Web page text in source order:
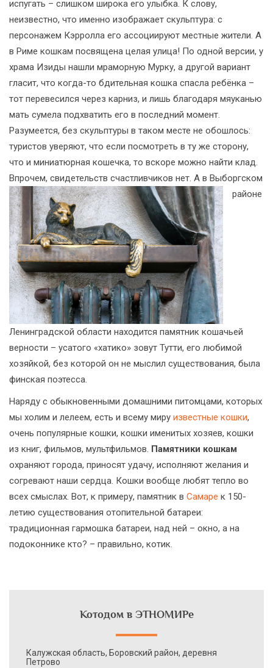
испугать – слишком широка его улыбка. К слову,
неизвестно, что именно изображает скульптура: с
персонажем Кэрролла его ассоциируют местные жители. А
в Риме кошкам посвящена целая улица! По одной версии, у
храма Изиды нашли мраморную Мурку, а другой вариант
гласит, что когда-то бдительная кошка спасла ребёнка –
тот перевесился через карниз, и лишь благодаря мяуканью
мать сумела подхватить его в последний момент.
Разумеется, без скульптуры в таком месте не обошлось:
туристов уверяют, что если посмотреть в ту же сторону,
что и миниатюрная кошечка, то вскоре можно найти клад.
Впрочем, свидетельств счастливчиков нет. А в Выборгском
районе
Ленинградской области находится памятник кошачьей
верности – усатого «хатико» зовут Тутти, его любимой
хозяйкой, без которой он не мыслил существования, была
финская поэтесса.
Наряду с обыкновенными домашними питомцами, которых
мы холим и лелеем, есть и всему миру известные кошки,
очень популярные кошки, кошки именитых хозяев, кошки
из книг, фильмов, мультфильмов. Памятники кошкам
охраняют города, приносят удачу, исполняют желания и
согревают наши сердца. Кошки вообще любят тепло во
всех смыслах. Вот, к примеру, памятник в Самаре к 150-
летию существования отопительной батареи:
традиционная гармошка батареи, над ней – окно, а на
подоконнике кто? – правильно, котик.
Котодом в ЭТНОМИРе
Калужская область, Боровский район, деревня
Петрово